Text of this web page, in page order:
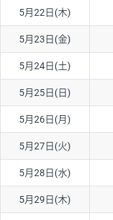
5月22日(木)
5月23日(金)
5月24日(土)
5月25日(日)
5月26日(月)
5月27日(火)
5月28日(水)
5月29日(木)